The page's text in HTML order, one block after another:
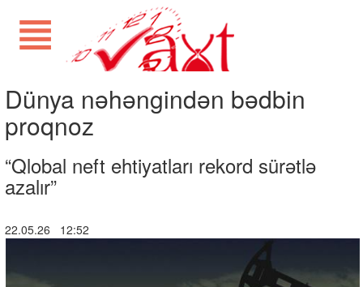
Dünya nəhəngindən bədbin
proqnoz
“Qlobal neft ehtiyatları rekord sürətlə
azalır”
22.05.26 12:52